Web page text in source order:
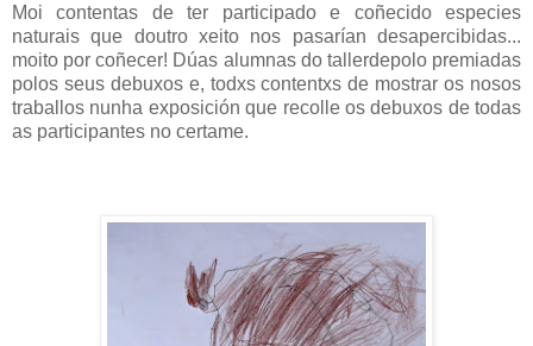
Moi contentas de ter participado e coñecido especies
naturais que doutro xeito nos pasarían desapercibidas...
moito por coñecer! Dúas alumnas do tallerdepolo premiadas
polos seus debuxos e, todxs contentxs de mostrar os nosos
traballos nunha exposición que recolle os debuxos de todas
as participantes no certame.